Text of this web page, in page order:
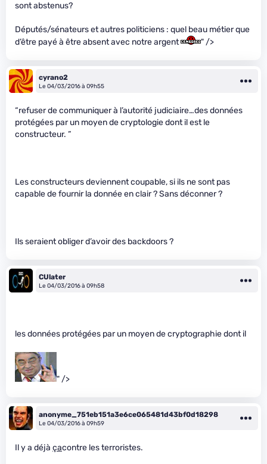
sont abstenus?
Députés/sénateurs et autres politiciens : quel beau métier que
d’être payé à être absent avec notre argent
" />
cyrano2
Le 04/03/2016 à 09h55
“refuser de communiquer à l’autorité judiciaire…des données
protégées par un moyen de cryptologie dont il est le
constructeur. ”
Les constructeurs deviennent coupable, si ils ne sont pas
capable de fournir la donnée en clair ? Sans déconner ?
Ils seraient obliger d’avoir des backdoors ?
CUlater
Le 04/03/2016 à 09h58
les données protégées par un moyen de cryptographie dont il
" />
anonyme_751eb151a3e6ce065481d43bf0d18298
Le 04/03/2016 à 09h59
Il y a déjà çacontre les terroristes.